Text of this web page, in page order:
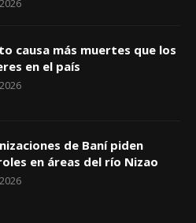
causa más muertes que los
en el país
de Baní piden
en áreas del río Nizao